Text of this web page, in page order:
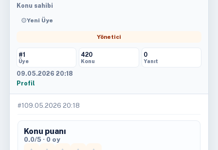
Konu sahibi
Yeni Üye
Yönetici
#1
Üye
420
Konu
0
Yanıt
09.05.2026 20:18
Profil
#1 09.05.2026 20:18
Konu puanı
0.0/5 · 0 oy